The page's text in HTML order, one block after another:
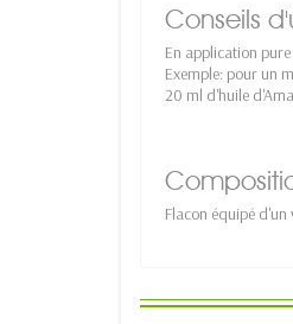
Conseils
En application
Exemple: pour un
20 ml d'huile
Flacon équipé